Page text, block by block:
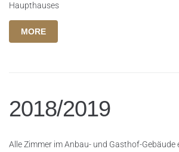
Haupthauses
MORE
2018/2019
Alle Zimmer im Anbau- und Gasthof-Gebäude